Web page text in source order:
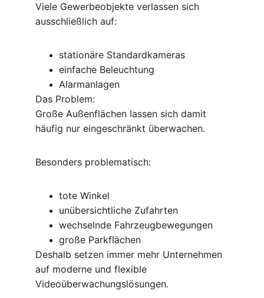
Viele Gewerbeobjekte verlassen sich
ausschließlich auf:
stationäre Standardkameras
einfache Beleuchtung
Alarmanlagen
Das Problem:
Große Außenflächen lassen sich damit
häufig nur eingeschränkt überwachen.
Besonders problematisch:
tote Winkel
unübersichtliche Zufahrten
wechselnde Fahrzeugbewegungen
große Parkflächen
Deshalb setzen immer mehr Unternehmen
auf moderne und flexible
Videoüberwachungslösungen.